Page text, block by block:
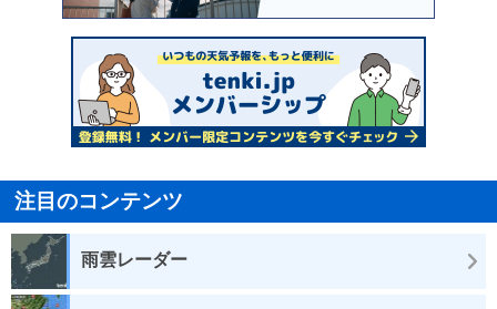
注目のコンテンツ
雨雲レーダー